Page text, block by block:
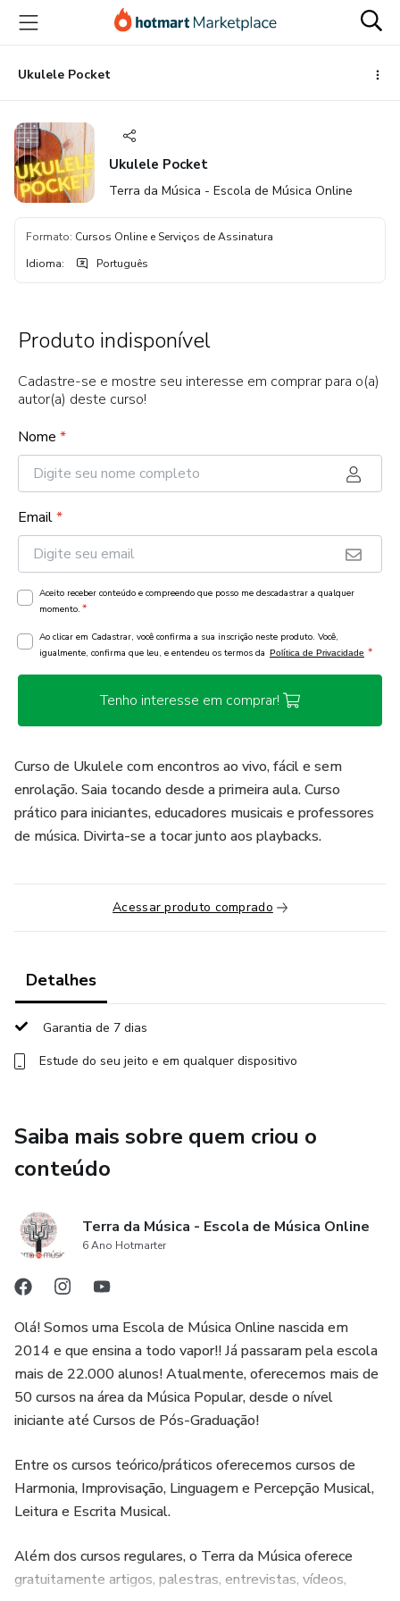
para
conteúdo
principal
para
pagamento
para
rodapé
Ukulele Pocket
Ukulele Pocket
Terra da Música - Escola de Música Online
Formato: Cursos Online e Serviços de Assinatura
Idioma: Português
Produto indisponível
Cadastre-se e mostre seu interesse em comprar para o(a)
autor(a) deste curso!
Nome *
Email*
Aceito receber conteúdo e compreendo que posso me descadastrar a qualquer
momento. *
Ao clicar em Cadastrar, você confirma a sua inscrição neste produto. Você,
igualmente, confirma que leu, e entendeu os termos da Política de Privacidade *
Tenho interesse em comprar!
Curso de Ukulele com encontros ao vivo, fácil e sem
enrolação. Saia tocando desde a primeira aula. Curso
prático para iniciantes, educadores musicais e professores
de música. Divirta-se a tocar junto aos playbacks.
Acessar produto comprado
Detalhes
Garantia de 7 dias
Estude do seu jeito e em qualquer dispositivo
Saiba mais sobre quem criou o
conteúdo
Terra da Música - Escola de Música Online
6 Ano Hotmarter
Olá! Somos uma Escola de Música Online nascida em
2014 e que ensina a todo vapor!! Já passaram pela escola
mais de 22.000 alunos! Atualmente, oferecemos mais de
50 cursos na área da Música Popular, desde o nível
iniciante até Cursos de Pós-Graduação!
Entre os cursos teórico/práticos oferecemos cursos de
Harmonia, Improvisação, Linguagem e Percepção Musical,
Leitura e Escrita Musical.
Além dos cursos regulares, o Terra da Música oferece
gratuitamente artigos, palestras, entrevistas, vídeos,